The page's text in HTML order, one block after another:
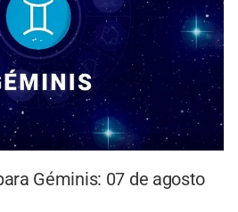
Géminis: 07 de agosto